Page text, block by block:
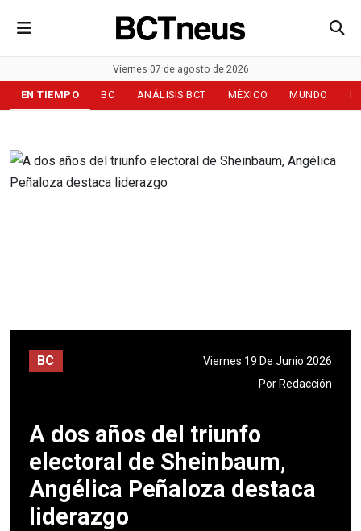
Viernes 07 de agosto de 2026
EN TIEMPO BC ANÁLISIS BCT MÉXICO MUNDO
BC
Viernes 19 De Junio 2026
Por Redacción
A dos años del triunfo
electoral de Sheinbaum,
Angélica Peñaloza destaca
liderazgo